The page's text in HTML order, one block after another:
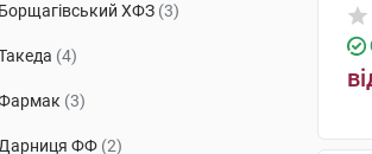
Борщагівський ХФЗ (3)
(4)
(3)
Дарниця ФФ (2)